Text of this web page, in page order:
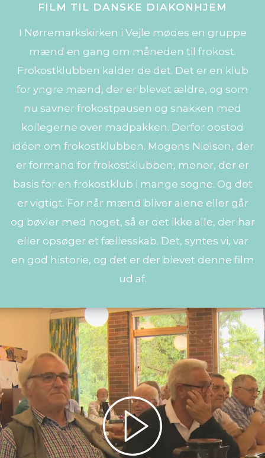
FILM TIL DANSKE DIAKONHJEM
I Nørremarkskirken i Vejle mødes en gruppe
mænd en gang om måneden til frokost.
Frokostklubben kalder de det. Det er en klub
for yngre mænd, der er blevet ældre, og som
nu savner frokostpausen og snakken med
kollegerne over madpakken. Derfor opstod
idéen om frokostklubben. Mogens Nielsen, der
er formand for frokostklubben, mener, der er
basis for en frokostklub i mange sogne. Og det
er vigtigt. For når mænd bliver alene eller går
og bøvler med noget, så er det ikke alle, der har
eller opsøger et fællesskab. Det, syntes vi, var
en god historie, og det er der blevet denne film
ud af.